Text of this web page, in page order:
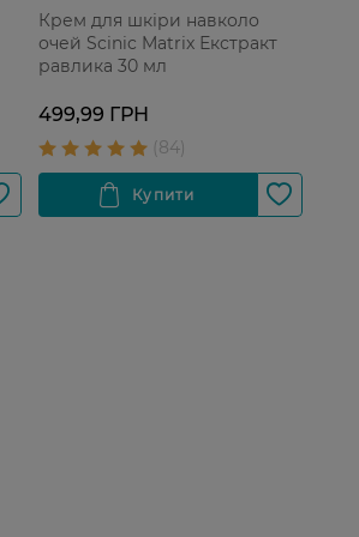
Крем для шкіри навколо
очей Scinic Matrix Екстракт
равлика 30 мл
499,99 ГРН